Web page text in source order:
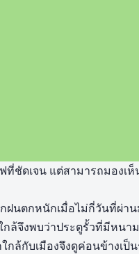
ชัดเจน แต่สามารถมองเ
ฝนตกหนักเมื่อไม่กี่วันที่ผ่า
กล้จึงพบว่าประตูรั้วที่มีหน
ล้กับเมืองจึงดูค่อนข้างเป็